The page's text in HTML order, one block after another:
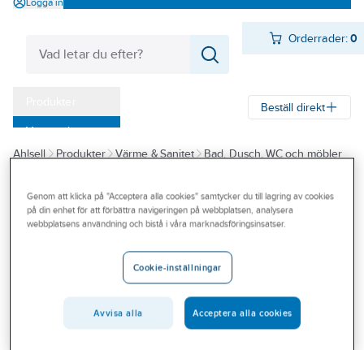
Orderrader:0
Varumärken
Kampanjer
Branscher
Beställ direkt
Ahlsell Produkter Värme & Sanitet
Bad, Dusch, WC och möbler
Proppar och packningar
Propp för
silventil,
Gustavsberg
GBG PROPP TILL
Genom att klicka på "Acceptera alla cookies" samtycker du till lagring av cookies
på din enhet för att förbättra navigeringen på webbplatsen, analysera
webbplatsens användning och bistå i våra marknadsföringsinsatser.
Cookie-inställningar
Avvisa alla Acceptera alla cookies